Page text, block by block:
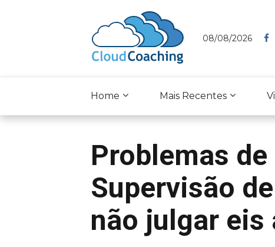
08/08/2026
Home Mais Recentes
Problemas
Supervisão
não julgar eis